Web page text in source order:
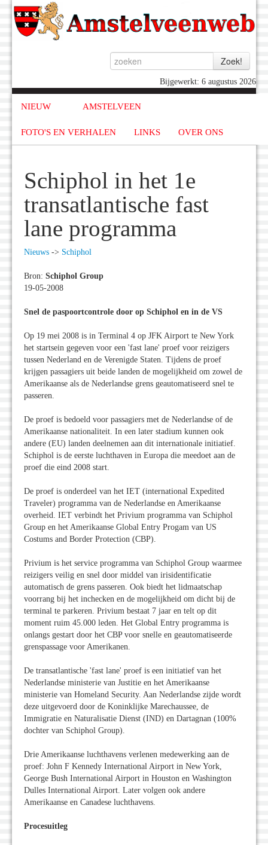
Bijgewerkt: 6 augustus 2026
NIEUW AMSTELVEEN
FOTO'S EN VERHALEN LINKS OVER ONS
Schiphol in het 1e
transatlantische fast
lane programma
Nieuws -> Schiphol
Bron: Schiphol Group
19-05-2008
Snel de paspoortcontrole door op Schiphol en in de VS
Op 19 mei 2008 is in Terminal 4 op JFK Airport te New York
het startsein gegeven voor een 'fast lane' proef voor reizigers
tussen Nederland en de Verenigde Staten. Tijdens de proef
krijgen passagiers uit beide landen de mogelijkheid om zowel de
Amerikaanse als de Nederlandse grens geautomatiseerd snel te
passeren.
De proef is bedoeld voor passagiers met de Nederlandse of de
Amerikaanse nationaliteit. In een later stadium kunnen ook
andere (EU) landen deelnemen aan dit internationale initiatief.
Schiphol is de eerste luchthaven in Europa die meedoet aan de
proef die eind 2008 start.
De proef is onderdeel van het IET (international Expedited
Traveler) programma van de Nederlandse en Amerikaanse
overheid. IET verbindt het Privium programma van Schiphol
Group en het Amerikaanse Global Entry Progam van US
Costums and Border Protection (CBP).
Privium is het service programma van Schiphol Group waarmee
reizigers veilig en snel door middel van irisidentificatie
automatisch de grens passeren. Ook biedt het lidmaatschap
voorrang bij het inchecken en de mogelijkheid om dicht bij de
terminal te parkeren. Privium bestaat 7 jaar en telt op dit
moment ruim 45.000 leden. Het Global Entry programma is
onlangs gestart door het CBP voor snelle en geautomatiseerde
grenspassage voor Amerikanen.
De transatlantische 'fast lane' proef is een initiatief van het
Nederlandse ministerie van Justitie en het Amerikaanse
ministerie van Homeland Security. Aan Nederlandse zijde wordt
deze uitgevoerd door de Koninklijke Marechaussee, de
Immigratie en Naturalisatie Dienst (IND) en Dartagnan (100%
dochter van Schiphol Group).
Drie Amerikaanse luchthavens verlenen medewerking aan de
proef: John F Kennedy International Airport in New York,
George Bush International Airport in Houston en Washington
Dulles International Airport. Later volgen ook andere
Amerikaanse en Canadese luchthavens.
Procesuitleg